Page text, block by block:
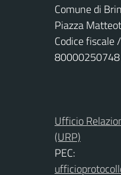
Comune di
Piazza
Codice fiscale
Ufficio
(URP)
PEC: